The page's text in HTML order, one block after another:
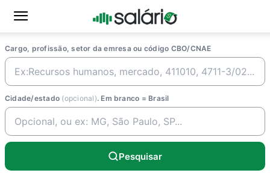
Cargo, profissão, setor da emresa ou código CBO/CNAE
Cidade/estado (opcional). Em branco = Brasil
Pesquisar